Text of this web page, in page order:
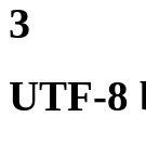
3
UTF-8